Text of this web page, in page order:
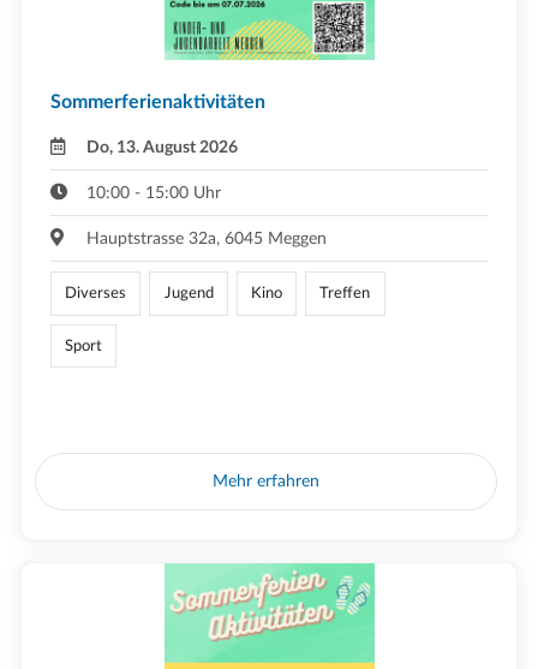
Sommerferienaktivitäten
Do, 13. August 2026
10:00 - 15:00 Uhr
Hauptstrasse 32a, 6045 Meggen
Diverses Jugend Kino Treffen
Sport
Mehr erfahren